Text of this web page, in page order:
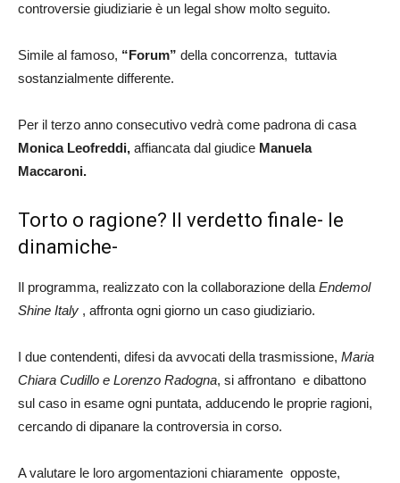
controversie giudiziarie è un legal show molto seguito.
Simile al famoso, “Forum” della concorrenza, tuttavia
sostanzialmente differente.
Per il terzo anno consecutivo vedrà come padrona di casa
Monica Leofreddi, affiancata dal giudice Manuela
Maccaroni.
Torto o ragione? Il verdetto finale- le
dinamiche-
Il programma, realizzato con la collaborazione della Endemol
Shine Italy , affronta ogni giorno un caso giudiziario.
I due contendenti, difesi da avvocati della trasmissione, Maria
Chiara Cudillo e Lorenzo Radogna, si affrontano e dibattono
sul caso in esame ogni puntata, adducendo le proprie ragioni,
cercando di dipanare la controversia in corso.
A valutare le loro argomentazioni chiaramente opposte,